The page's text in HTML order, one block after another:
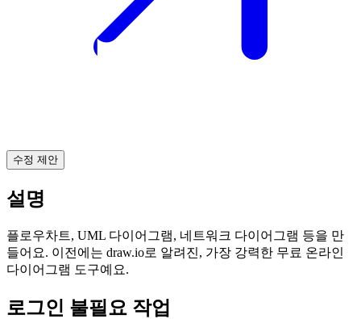
수정 제안
설명
플로우차트, UML 다이어그램, 네트워크 다이어그램 등을 만
들어요. 이전에는 draw.io로 알려진, 가장 강력한 무료 온라인
다이어그램 도구예요.
로그인 불필요 작업